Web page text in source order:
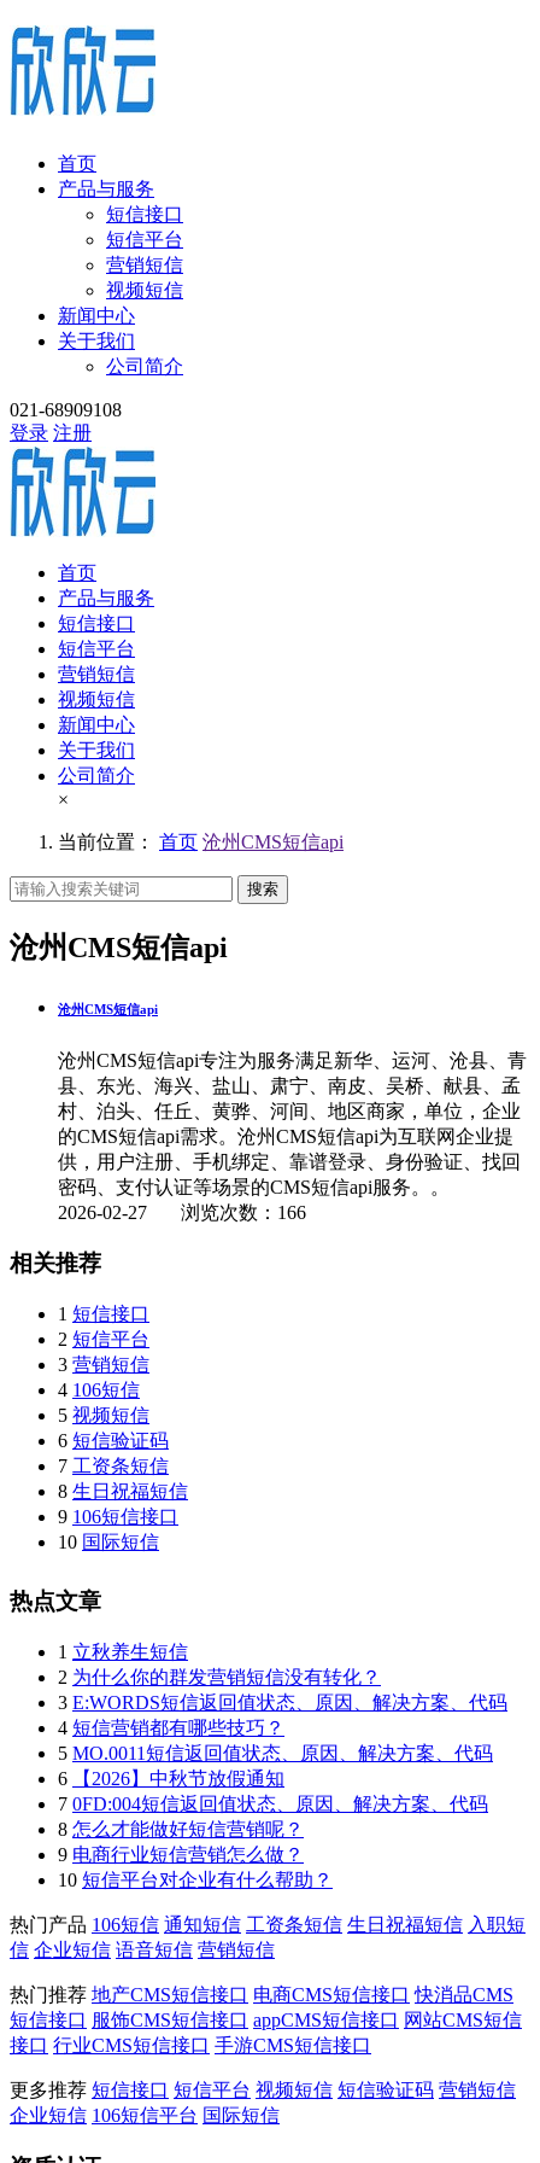
首页
产品与服务
短信接口
短信平台
营销短信
视频短信
新闻中心
关于我们
公司简介
021-68909108
登录 注册
首页
产品与服务
短信接口
短信平台
营销短信
视频短信
新闻中心
关于我们
公司简介
×
当前位置： 首页 沧州CMS短信api
搜索
沧州CMS短信api
沧州CMS短信api
沧州CMS短信api专注为服务满足新华、运河、沧县、青
县、东光、海兴、盐山、肃宁、南皮、吴桥、献县、孟
村、泊头、任丘、黄骅、河间、地区商家，单位，企业
的CMS短信api需求。沧州CMS短信api为互联网企业提
供，用户注册、手机绑定、靠谱登录、身份验证、找回
密码、支付认证等场景的CMS短信api服务。。
2026-02-27 浏览次数：166
相关推荐
1 短信接口
2 短信平台
3 营销短信
4 106短信
5 视频短信
6 短信验证码
7 工资条短信
8 生日祝福短信
9 106短信接口
10 国际短信
热点文章
1 立秋养生短信
2 为什么你的群发营销短信没有转化？
3 E:WORDS短信返回值状态、原因、解决方案、代码
4 短信营销都有哪些技巧？
5 MO.0011短信返回值状态、原因、解决方案、代码
6
【2026】中秋节放假通知
7 0FD:004短信返回值状态、原因、解决方案、代码
8 怎么才能做好短信营销呢？
9 电商行业短信营销怎么做？
10 短信平台对企业有什么帮助？
热门产品 106短信 通知短信 工资条短信 生日祝福短信 入职短
信 企业短信 语音短信 营销短信
热门推荐 地产CMS短信接口 电商CMS短信接口 快消品CMS
短信接口 服饰CMS短信接口 appCMS短信接口 网站CMS短信
接口 行业CMS短信接口 手游CMS短信接口
更多推荐 短信接口 短信平台 视频短信 短信验证码 营销短信
企业短信 106短信平台 国际短信